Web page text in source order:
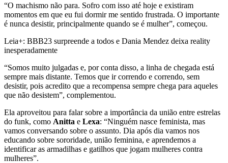
“O machismo não para. Sofro com isso até hoje e existiram
momentos em que eu fui dormir me sentido frustrada. O importante
é nunca desistir, principalmente quando se é mulher”, começou.
Leia+: BBB23 surpreende a todos e Dania Mendez deixa reality
inesperadamente
“Somos muito julgadas e, por conta disso, a linha de chegada está
sempre mais distante. Temos que ir correndo e correndo, sem
desistir, pois acredito que a recompensa sempre chega para aqueles
que não desistem”, complementou.
Ela aproveitou para falar sobre a importância da união entre estrelas
do funk, como Anitta e Lexa: “Ninguém nasce feminista, mas
vamos conversando sobre o assunto. Dia após dia vamos nos
educando sobre sororidade, união feminina, e aprendemos a
identificar as armadilhas e gatilhos que jogam mulheres contra
mulheres”.